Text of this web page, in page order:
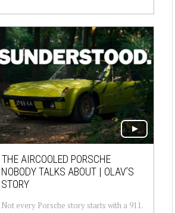
THE AIRCOOLED PORSCHE
NOBODY TALKS ABOUT | OLAV’S
STORY
Not every Porsche story starts with a 911.